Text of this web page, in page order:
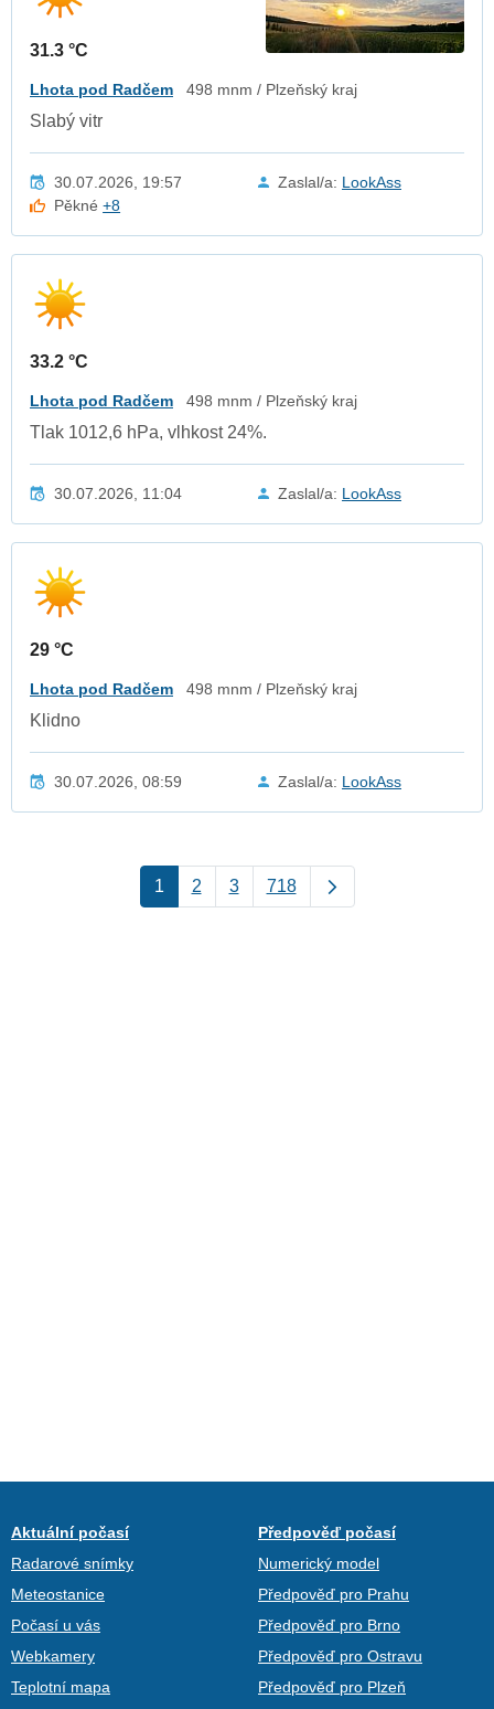
31.3 °C
Lhota pod Radčem 498 mnm / Plzeňský kraj
Slabý vitr
30.07.2026, 19:57 Zaslal/a: LookAss
Pěkné+8
33.2 °C
Lhota pod Radčem 498 mnm / Plzeňský kraj
Tlak 1012,6 hPa, vlhkost 24%.
30.07.2026, 11:04 Zaslal/a: LookAss
29 °C
Lhota pod Radčem 498 mnm / Plzeňský kraj
Klidno
30.07.2026, 08:59 Zaslal/a: LookAss
1 2 3 718
Aktuální počasí
Radarové snímky
Meteostanice
Počasí u vás
Webkamery
Teplotní mapa
Předpověď počasí
Numerický model
Předpověď pro Prahu
Předpověď pro Brno
Předpověď pro Ostravu
Předpověď pro Plzeň